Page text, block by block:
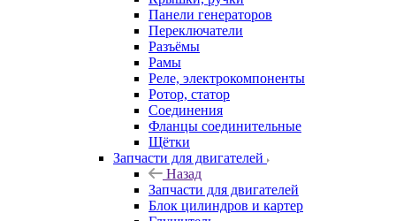
Панели генераторов
Переключатели
Разъёмы
Рамы
Реле, электрокомпоненты
Ротор, статор
Соединения
Фланцы соединительные
Щётки
Запчасти для двигателей
Назад
Запчасти для двигателей
Блок цилиндров и картер